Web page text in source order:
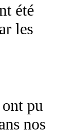
été
les
pu
nos